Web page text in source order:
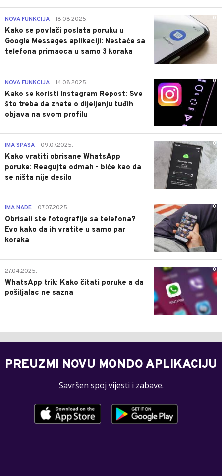
0
NOVA FUNKCIJA 18.08.2025.
Kako se povlači poslata poruku u
Google Messages aplikaciji: Nestaće sa
telefona primaoca u samo 3 koraka
0
NOVA FUNKCIJA 14.08.2025.
Kako se koristi Instagram Repost: Sve
što treba da znate o dijeljenju tuđih
objava na svom profilu
0
IMA SPASA 09.07.2025.
Kako vratiti obrisane WhatsApp
poruke: Reagujte odmah - biće kao da
se ništa nije desilo
0
IMA NADE 07.07.2025.
Obrisali ste fotografije sa telefona?
Evo kako da ih vratite u samo par
koraka
0
27.04.2025.
WhatsApp trik: Kako čitati poruke a da
pošiljalac ne sazna
PREUZMI NOVU MONDO APLIKACIJU
Savršen spoj vijesti i zabave.